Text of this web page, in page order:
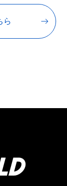
ら